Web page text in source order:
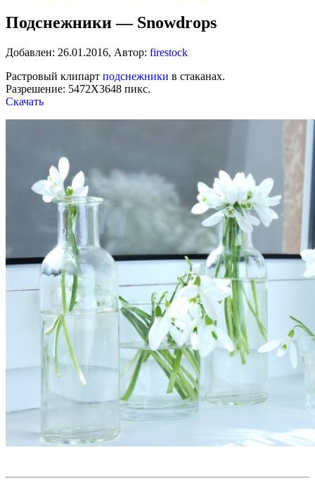
Подснежники — Snowdrops
Добавлен: 26.01.2016, Автор: firestock
Растровый клипарт подснежники в стаканах.
Разрешение: 5472Х3648 пикс.
Скачать